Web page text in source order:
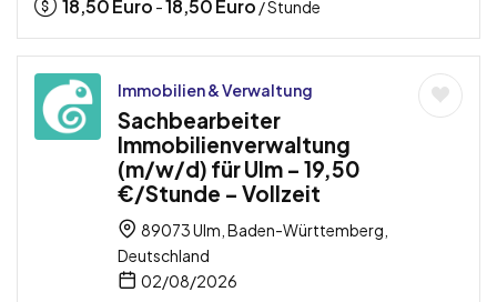
18,50Euro -18,50Euro / Stunde
Immobilien & Verwaltung
Sachbearbeiter
Immobilienverwaltung
(m/w/d) für Ulm – 19,50
€/Stunde – Vollzeit
89073 Ulm, Baden-Württemberg,
Deutschland
02/08/2026